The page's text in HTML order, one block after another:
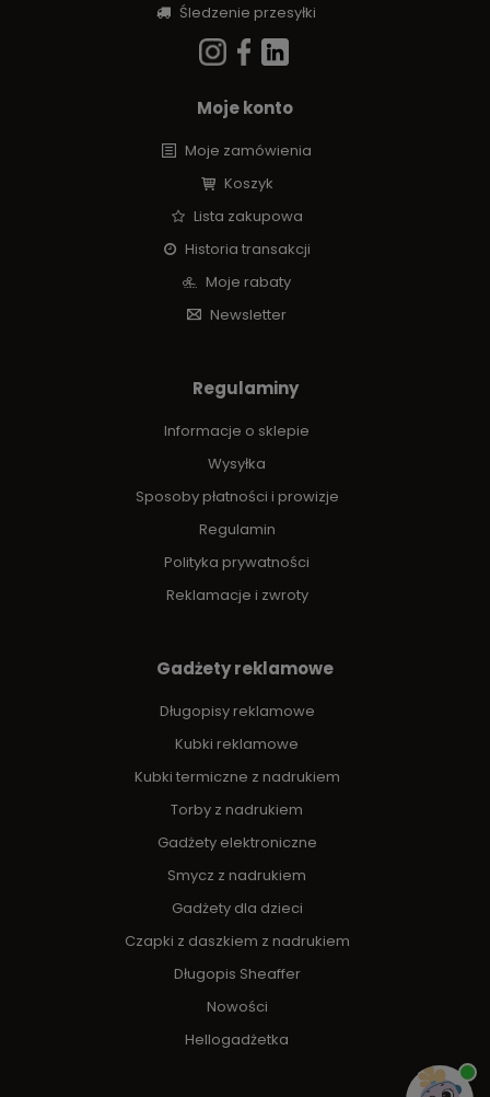
Śledzenie przesyłki
Moje konto
Moje zamówienia
Koszyk
Lista zakupowa
Historia transakcji
Moje rabaty
Newsletter
Regulaminy
Informacje o sklepie
Wysyłka
Sposoby płatności i prowizje
Regulamin
Polityka prywatności
Reklamacje i zwroty
Gadżety reklamowe
Długopisy reklamowe
Kubki reklamowe
Kubki termiczne z nadrukiem
Torby z nadrukiem
Gadżety elektroniczne
Smycz z nadrukiem
Gadżety dla dzieci
Czapki z daszkiem z nadrukiem
Długopis Sheaffer
Nowości
Hellogadżetka